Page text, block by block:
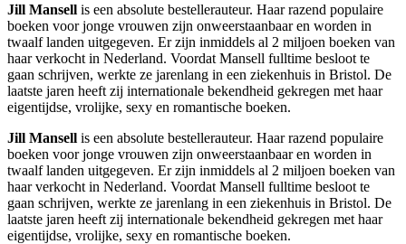
Jill Mansell is een absolute bestellerauteur. Haar razend populaire
boeken voor jonge vrouwen zijn onweerstaanbaar en worden in
twaalf landen uitgegeven. Er zijn inmiddels al 2 miljoen boeken van
haar verkocht in Nederland. Voordat Mansell fulltime besloot te
gaan schrijven, werkte ze jarenlang in een ziekenhuis in Bristol. De
laatste jaren heeft zij internationale bekendheid gekregen met haar
eigentijdse, vrolijke, sexy en romantische boeken.
Jill Mansell is een absolute bestellerauteur. Haar razend populaire
boeken voor jonge vrouwen zijn onweerstaanbaar en worden in
twaalf landen uitgegeven. Er zijn inmiddels al 2 miljoen boeken van
haar verkocht in Nederland. Voordat Mansell fulltime besloot te
gaan schrijven, werkte ze jarenlang in een ziekenhuis in Bristol. De
laatste jaren heeft zij internationale bekendheid gekregen met haar
eigentijdse, vrolijke, sexy en romantische boeken.